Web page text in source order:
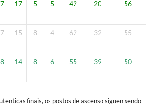
17 5 5 42 20 56
15 8 4 62 32 55
14 8 6 55 39 50
finais, os postos de ascenso siguen sendo